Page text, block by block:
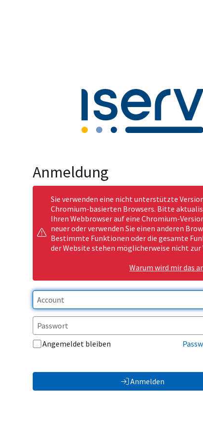
Anmeldung
Sie verwenden eine nicht unterstützte
Chromium-basierten Browsers. Bitte
Ihren Webbrowser auf eine Chromium-
neuer oder verwenden Sie einen anderen
Bestimmte Funktionen oder die gesamte
der Website stehen möglicherweise nicht zur
Warum wird mir das
Angemeldet bleiben
Anmelden